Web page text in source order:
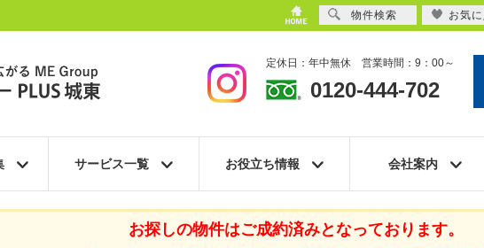
定休日：年中無休 営業時間：9：00～
0120-444-702
サービス一覧 お役立ち情報 会社案内
お探しの物件はご成約済みとなっております。
物件検索 お気に